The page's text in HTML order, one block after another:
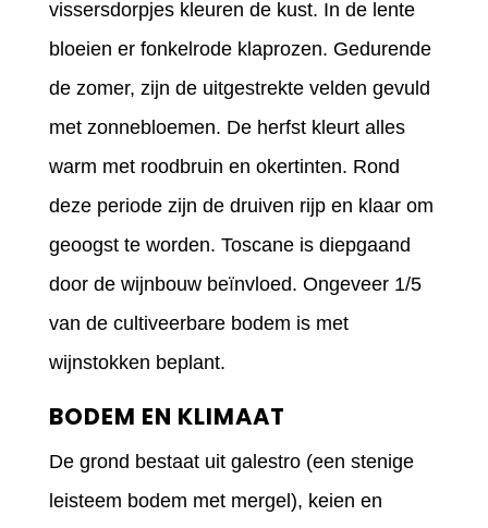
vissersdorpjes kleuren de kust. In de lente
bloeien er fonkelrode klaprozen. Gedurende
de zomer, zijn de uitgestrekte velden gevuld
met zonnebloemen. De herfst kleurt alles
warm met roodbruin en okertinten. Rond
deze periode zijn de druiven rijp en klaar om
geoogst te worden. Toscane is diepgaand
door de wijnbouw beïnvloed. Ongeveer 1/5
van de cultiveerbare bodem is met
wijnstokken beplant.
BODEM EN KLIMAAT
De grond bestaat uit galestro (een stenige
leisteem bodem met mergel), keien en